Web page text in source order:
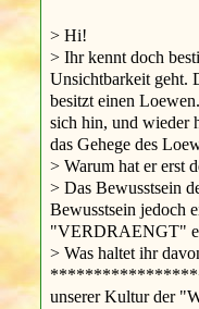
> Hi!
> Ihr kennt doch
Unsichtbarkeit geht.
besitzt einen
sich hin, und wieder
das Gehege des
> Warum hat er erst
> Das Bewusstsein
Bewusstsein jedoch
"VERDRAENGT"
> Was haltet ihr
unserer Kultur der